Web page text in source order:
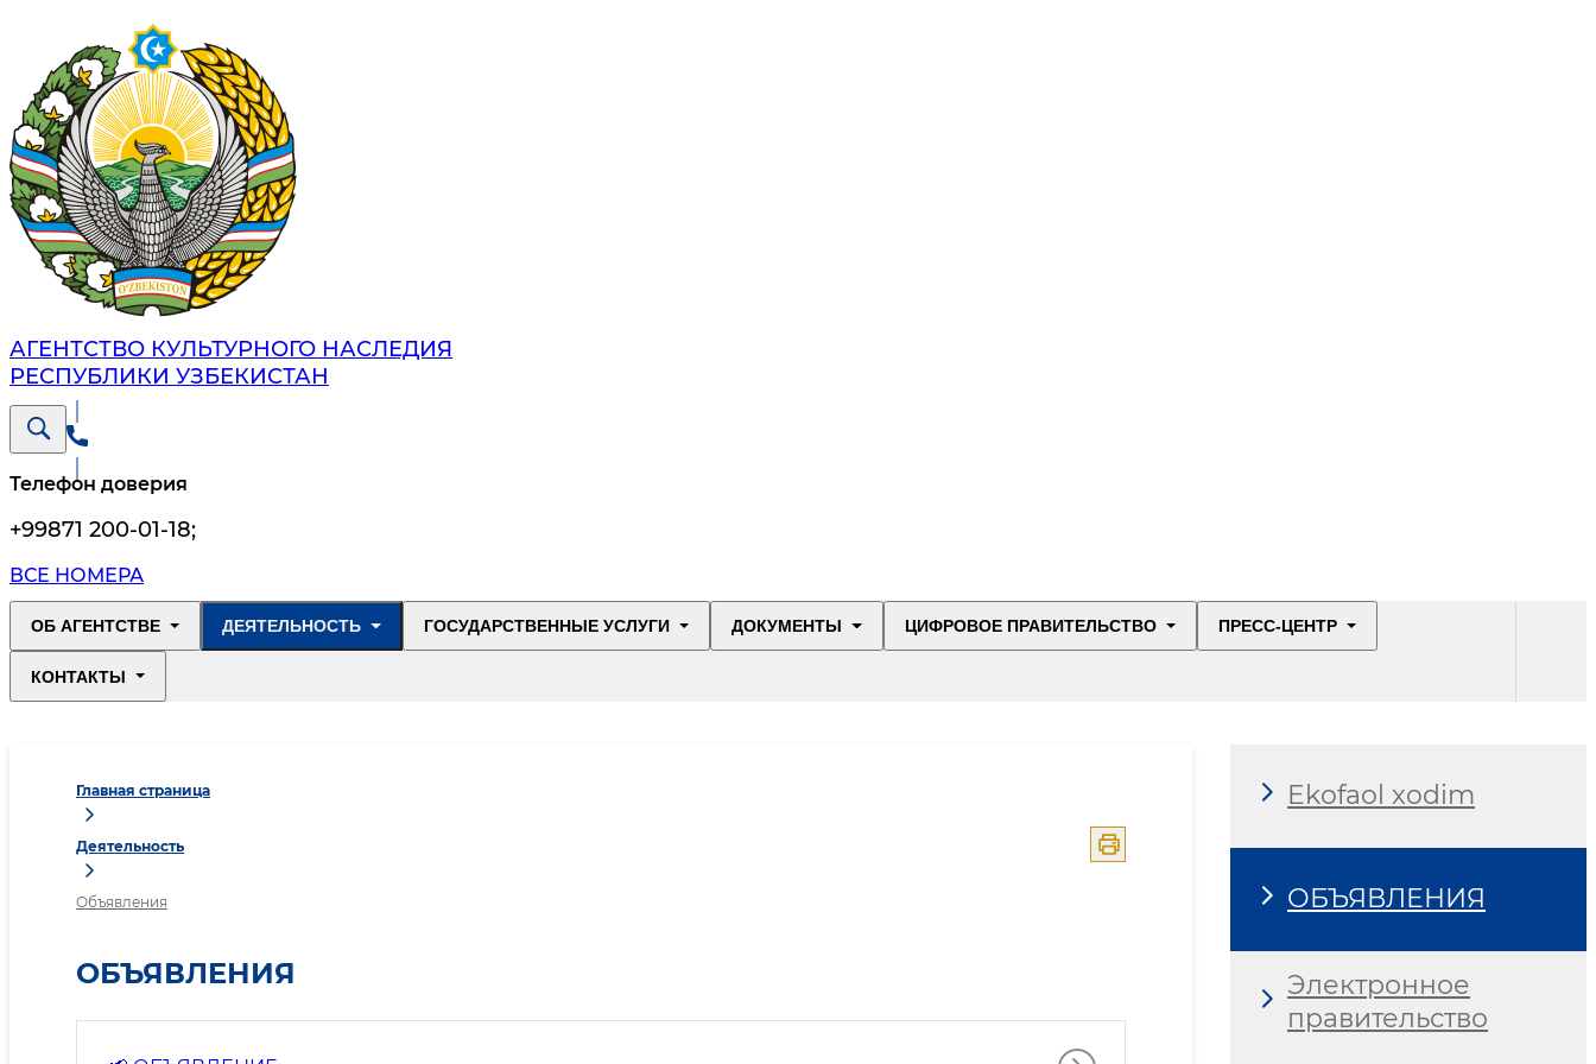
АГЕНТСТВО КУЛЬТУРНОГО НАСЛЕДИЯ
РЕСПУБЛИКИ УЗБЕКИСТАН
Телефон доверия
+99871 200-01-18;
ВСЕ НОМЕРА
ОБ АГЕНТСТВЕ ДЕЯТЕЛЬНОСТЬ ГОСУДАРСТВЕННЫЕ УСЛУГИ ДОКУМЕНТЫ ЦИФРОВОЕ ПРАВИТЕЛЬСТВО ПРЕСС-ЦЕНТР
КОНТАКТЫ
Главная страница
Деятельность
Объявления
ОБЪЯВЛЕНИЯ
Ekofaol xodim
ОБЪЯВЛЕНИЯ
Электронное
правительство